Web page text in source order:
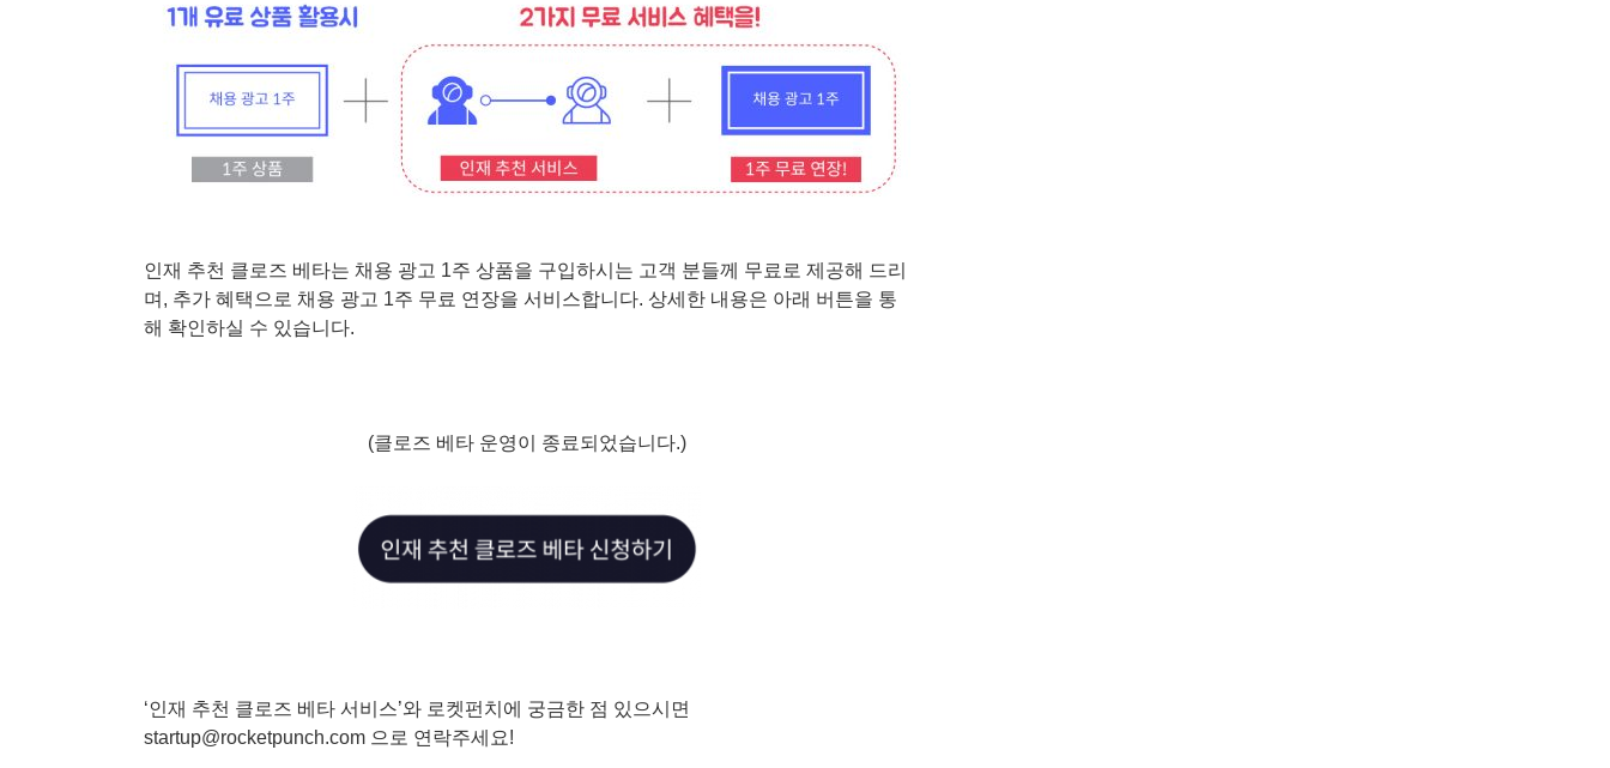
인재 추천 클로즈 베타는 채용 광고 1주 상품을 구입하시는 고객 분들께 무료로 제공해 드리
며, 추가 혜택으로 채용 광고 1주 무료 연장을 서비스합니다. 상세한 내용은 아래 버튼을 통
해 확인하실 수 있습니다.
(클로즈 베타 운영이 종료되었습니다.)
‘인재 추천 클로즈 베타 서비스’와 로켓펀치에 궁금한 점 있으시면
startup@rocketpunch.com 으로 연락주세요!